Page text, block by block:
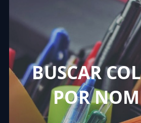
BUSCAR
POR